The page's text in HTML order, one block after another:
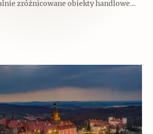
zróżnicowane obiekty handlowe...